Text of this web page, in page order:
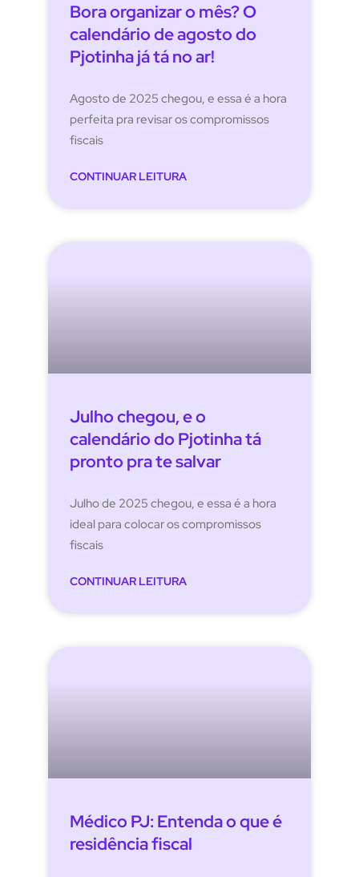
Bora organizar o mês? O
calendário de agosto do
Pjotinha já tá no ar!
Agosto de 2025 chegou, e essa é a hora
perfeita pra revisar os compromissos
fiscais
CONTINUAR LEITURA
Julho chegou, e o
calendário do Pjotinha tá
pronto pra te salvar
Julho de 2025 chegou, e essa é a hora
ideal para colocar os compromissos
fiscais
CONTINUAR LEITURA
Médico PJ: Entenda o que é
residência fiscal